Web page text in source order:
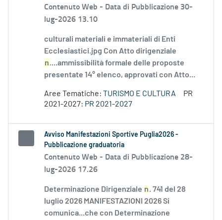
Contenuto Web - Data di Pubblicazione 30-
lug-2026 13.10
culturali materiali e immateriali di Enti
Ecclesiastici.jpg Con Atto dirigenziale
n....ammissibilità formale delle proposte
presentate 14° elenco, approvati con Atto...
Aree Tematiche: TURISMO E CULTURA
PR
2021-2027: PR 2021-2027
Avviso Manifestazioni Sportive Puglia2026 -
Pubblicazione graduatoria
Contenuto Web - Data di Pubblicazione 28-
lug-2026 17.26
Determinazione Dirigenziale n. 741 del 28
luglio 2026 MANIFESTAZIONI 2026 Si
comunica...che con Determinazione